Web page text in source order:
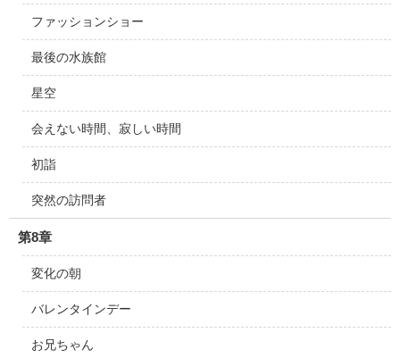
ファッションショー
最後の水族館
星空
会えない時間、寂しい時間
初詣
突然の訪問者
第8章
変化の朝
バレンタインデー
お兄ちゃん